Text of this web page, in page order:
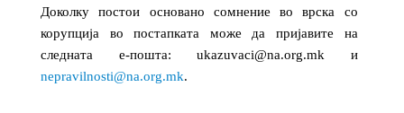
Доколку постои основано сомнение во врска со
корупција во постапката може да пријавите на
следната е-пошта: ukazuvaci@na.org.mk и
nepravilnosti@na.org.mk.